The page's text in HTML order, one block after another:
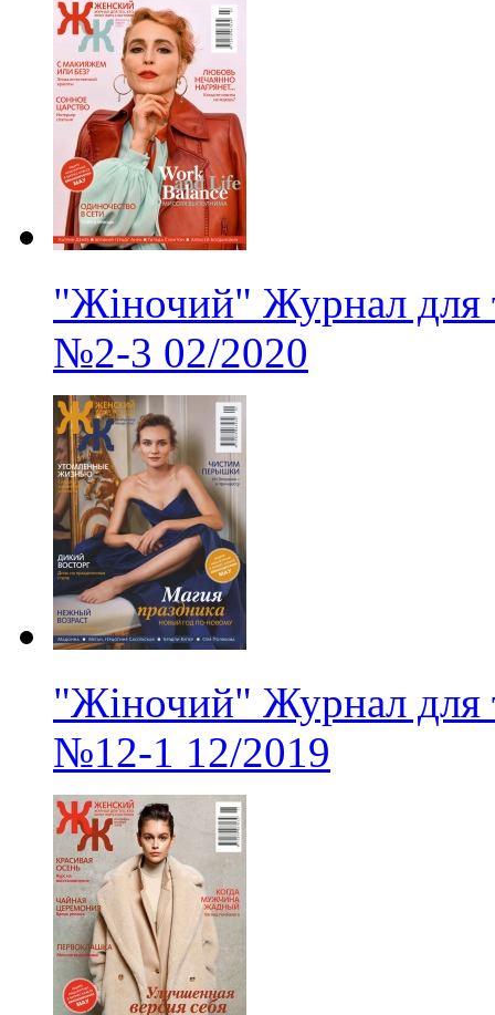
"Жіночий" Журнал для
№2-3 02/2020
"Жіночий" Журнал для
№12-1 12/2019